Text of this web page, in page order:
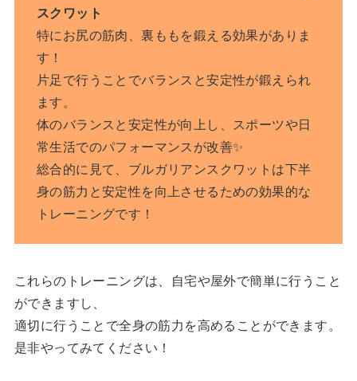
スクワット
特にお尻の筋肉、裏ももを鍛える効果がありま
す！
片足で行うことでバランスと安定性が鍛えられ
ます。
体のバランスと安定性が向上し、スポーツや日
常生活でのパフォーマンスが改善✨
総合的に見て、ブルガリアンスクワットは下半
身の筋力と安定性を向上させるための効果的な
トレーニングです！
これらのトレーニングは、自宅や屋外で簡単に行うこと
ができますし、
適切に行うことで全身の筋力を高めることができます。
是非やってみてください！